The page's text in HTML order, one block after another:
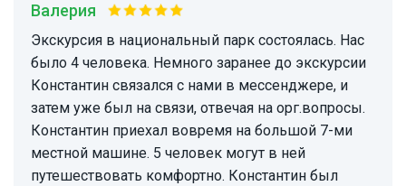
Валерия
Экскурсия в национальный парк состоялась. Нас
было 4 человека. Немного заранее до экскурсии
Константин связался с нами в мессенджере, и
затем уже был на связи, отвечая на орг.вопросы.
Константин приехал вовремя на большой 7-ми
местной машине. 5 человек могут в ней
путешествовать комфортно. Константин был